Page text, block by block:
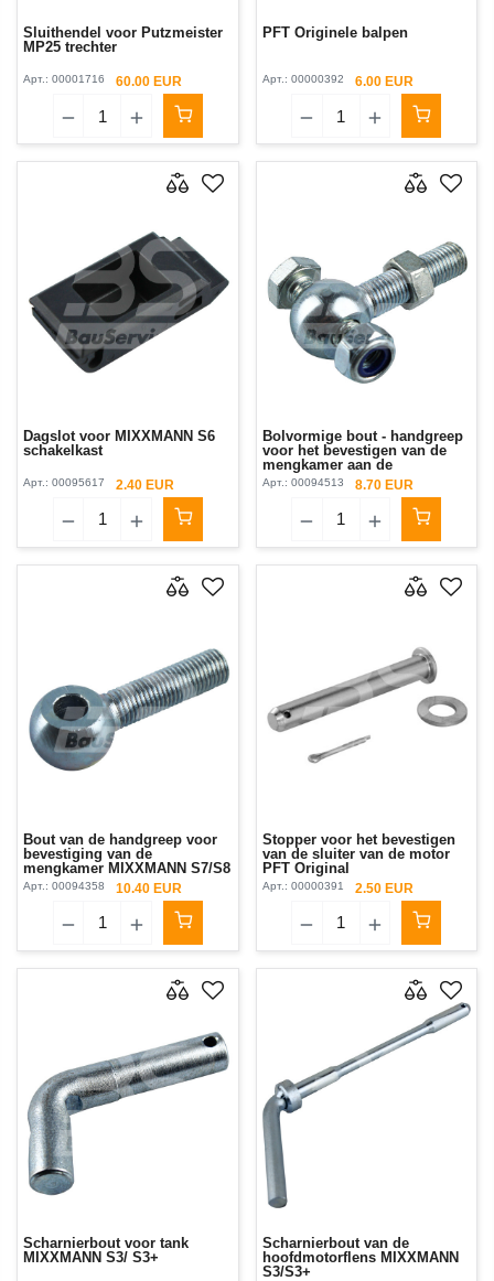
Sluithendel voor Putzmeister
MP25 trechter
Арт.: 00001716 60.00 EUR
PFT Originele balpen
Арт.: 00000392 6.00 EUR
Dagslot voor MIXXMANN S6
schakelkast
Арт.: 00095617 2.40 EUR
Bolvormige bout - handgreep
voor het bevestigen van de
mengkamer aan de
MIXXMANN S 7/8 trechter
Арт.: 00094513 8.70 EUR
Bout van de handgreep voor
bevestiging van de
mengkamer MIXXMANN S7/S8
М12L
Арт.: 00094358 10.40 EUR
Stopper voor het bevestigen
van de sluiter van de motor
PFT Original
Арт.: 00000391 2.50 EUR
Scharnierbout voor tank
MIXXMANN S3/ S3+
Scharnierbout van de
hoofdmotorflens MIXXMANN
S3/S3+